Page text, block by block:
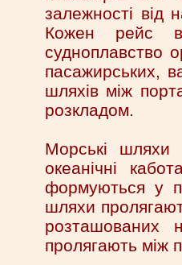
залежності від
Кожен рейс
судноплавство
пасажирських,
шляхів між
розкладом.
Морські шляхи
океанічні
формуються у
шляхи
розташованих
пролягають між